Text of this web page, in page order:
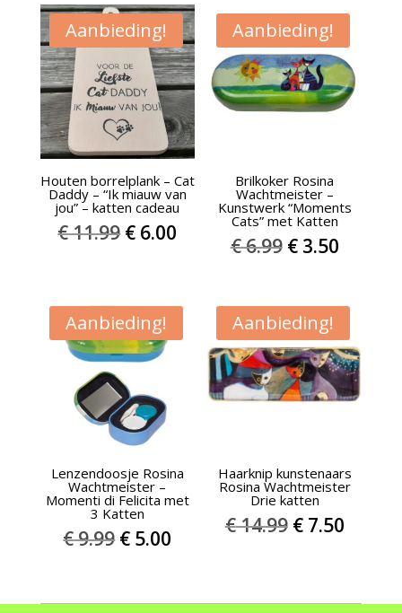
Aanbieding!
Houten borrelplank – Cat
Daddy – “Ik miauw van
jou” – katten cadeau
€11.99 Oorspronkelijke
€ 11.99.
€ 6.00 Huidige
€ 6.00.
Aanbieding!
Brilkoker Rosina
Wachtmeister –
Kunstwerk “Moments
Cats” met Katten
€6.99
€ 6.99.
€3.50
€ 3.50.
Aanbieding!
Lenzendoosje Rosina
Wachtmeister –
Momenti di Felicita met
3 Katten
€9.99 Oorspronkelijke
€ 5.00 Huidige
Aanbieding!
Haarknip kunstenaars
Rosina Wachtmeister
Drie katten
€14.99 €7.50